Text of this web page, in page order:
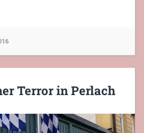
Terror in Perlach